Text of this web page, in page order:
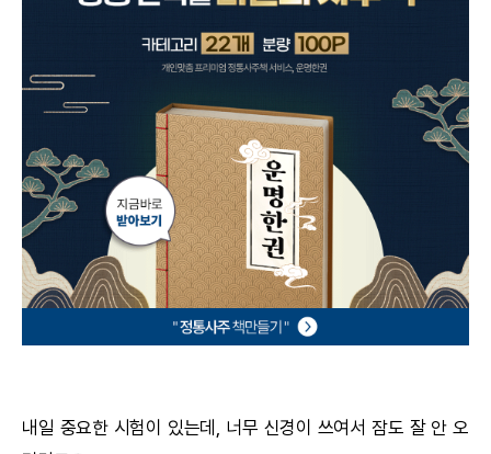
오늘의 운세
작명
수리사주
내일 중요한 시험이 있는데, 너무 신경이 쓰여서 잠도 잘 안 오